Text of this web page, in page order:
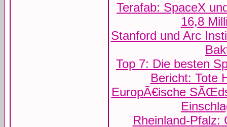
Terafab: SpaceX
16,8
Stanford und Arc
Top 7: Die besten
Bericht: Tote
EuropÃ€ische
Rheinland-Pfalz: